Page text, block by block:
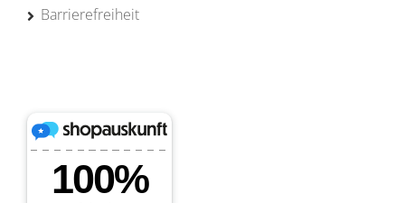
Barrierefreiheit